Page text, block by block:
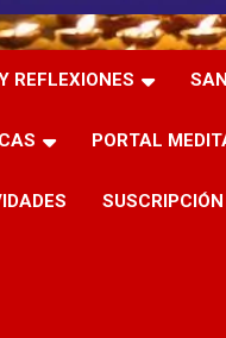
terapias alternativas
REFLEXIONES
PORTAL